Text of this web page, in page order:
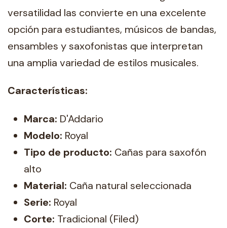
versatilidad las convierte en una excelente
opción para estudiantes, músicos de bandas,
ensambles y saxofonistas que interpretan
una amplia variedad de estilos musicales.
Características:
Marca: D'Addario
Modelo: Royal
Tipo de producto: Cañas para saxofón
alto
Material: Caña natural seleccionada
Serie: Royal
Corte: Tradicional (Filed)